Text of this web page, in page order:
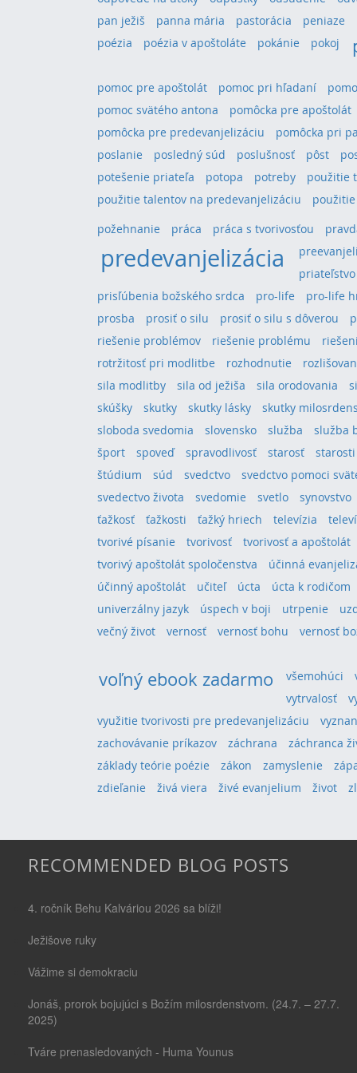
pan ježiš
panna mária pastorácia peniaze
poézia
poézia v apoštoláte pokánie pokoj
pomoc pre apoštolát pomoc pri hľadaní
pomoc svätého antona
pomôcka pre apoštolát
pomôcka pre predevanjelizáciu
pomôcka pri
poslanie
posledný súd poslušnosť pôst
potešenie priateľa
potopa potreby
použitie
použitie talentov na predevanjelizáciu
požehnanie
práca práca s tvorivosťou
predevanjelizácia
priateľstvo
prisľúbenia božského srdca
pro-life
pro-life
prosba
prosiť o silu prosiť o silu s dôverou
riešenie problémov
riešenie problému
rotržitosť pri modlitbe
rozhodnutie
sila modlitby
sila od ježiša sila orodovania
skúšky
skutky skutky lásky
skutky
sloboda svedomia
slovensko služba
služba
šport
spoveď spravodlivosť starosť
starosti
štúdium
súd svedctvo
svedctvo pomoci
svedectvo života
svedomie svetlo
synovstvo
ťažkosť
ťažkosti ťažký hriech televízia
tvorivé písanie
tvorivosť
tvorivosť a apoštolát
tvorivý apoštolát spoločenstva
účinná
účinný apoštolát
učiteľ úcta
úcta k rodičom
univerzálny jazyk
úspech v boji utrpenie
večný život
vernosť vernosť bohu vernosť
voľný ebook zadarmo všemohúci
vytrvalosť
využitie tvorivosti pre predevanjelizáciu
zachovávanie príkazov
záchrana
záchranca
základy teórie poézie
zákon zamyslenie
zdieľanie
živá viera živé evanjelium život
RECOMMENDED BLOG POSTS
4. ročník Behu Kalváriou 2026 sa blíži!
Ježišove ruky
Vážime si demokraciu
Jonáš, prorok bojujúci s Božím milosrdenstvom. (24.7. – 27.7.
2025)
Tváre prenasledovaných - Huma Younus